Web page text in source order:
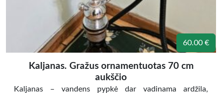
60.00 €
Kaljanas. Gražus ornamentuotas 70 cm
aukščio
Kaljanas – vandens pypkė dar vadinama ardžila,